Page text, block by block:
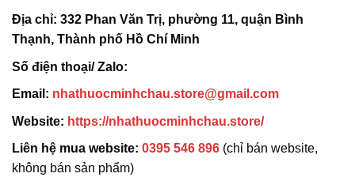
Địa chỉ: 332 Phan Văn Trị, phường 11, quận Bình
Thạnh, Thành phố Hồ Chí Minh
Số điện thoại/ Zalo:
Email: nhathuocminhchau.store@gmail.com
Website: https://nhathuocminhchau.store/
Liên hệ mua website: 0395 546 896 (chỉ bán website,
không bán sản phẩm)